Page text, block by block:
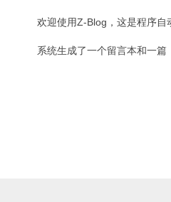
欢迎使用Z-Blog，这是程序
系统生成了一个留言本和一